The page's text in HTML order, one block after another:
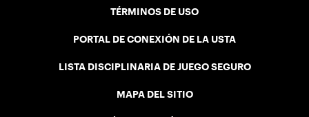
TÉRMINOS DE USO
PORTAL DE CONEXIÓN DE LA USTA
LISTA DISCIPLINARIA DE JUEGO SEGURO
MAPA DEL SITIO